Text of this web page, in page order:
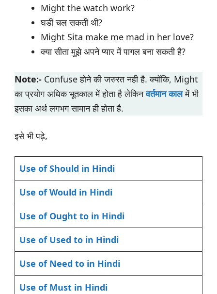
Might the watch work?
घडी चल सकती थी?
Might Sita make me mad in her love?
क्या सीता मुझे अपने प्यार में पागल बना सकती है?
Note:- Confuse होने की जरुरत नही है. क्योंकि, Might
का प्रयोग अधिक भूतकाल में होता है लेकिनवर्तमान कालमें भी
इसका अर्थ लगभग सामान ही होता है.
इसे भी पढ़े,
Use of Should in Hindi
Use of Would in Hindi
Use of Ought to in Hindi
Use of Used to in Hindi
Use of Need to in Hindi
Use of Must in Hindi